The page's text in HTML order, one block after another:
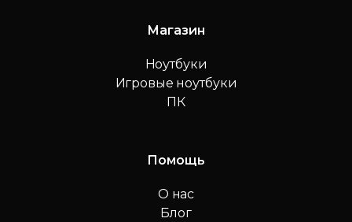
Магазин
Ноутбуки
Игровые ноутбуки
ПК
Помощь
О нас
Блог